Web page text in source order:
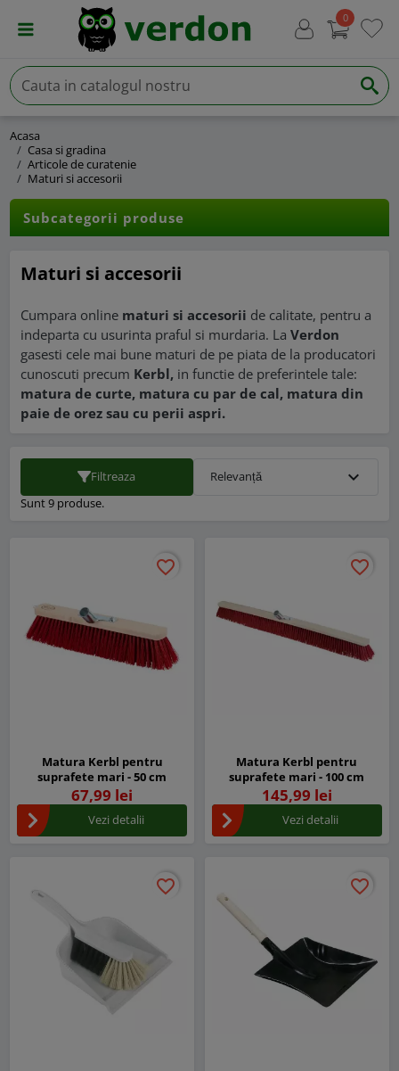
0
Acasa
Casa si gradina
Articole de curatenie
Maturi si accesorii
Subcategorii produse
Maturi si accesorii
Cumpara online maturi si accesorii de calitate, pentru a
indeparta cu usurinta praful si murdaria. LaVerdon
gasesti cele mai bune maturi de pe piata de la producatori
cunoscuti precum Kerbl, in functie de preferintele tale:
matura de curte, matura cu par de cal, matura din
paie de orez sau cu perii aspri.
Sunt 9 produse.
Filtreaza Relevanță expand_more
favorite_border
favorite_border
Matura Kerbl pentru
suprafete mari - 50 cm
67,99 lei
Vezi detalii
favorite_border
favorite_border
Matura Kerbl pentru
suprafete mari - 100 cm
145,99 lei
Vezi detalii
favorite_border
favorite_border favorite_border
favorite_border